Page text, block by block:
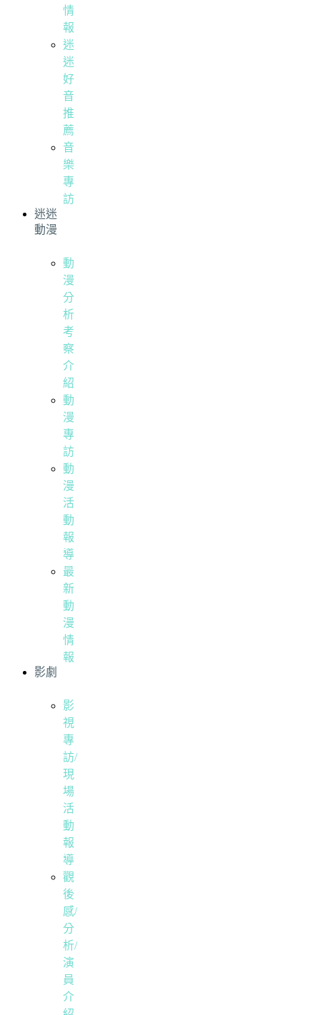
情
報
迷
迷
好
音
推
薦
音
樂
專
訪
迷迷
動漫
動
漫
分
析
考
察
介
紹
動
漫
專
訪
動
漫
活
動
報
導
最
新
動
漫
情
報
影劇
影
視
專
訪/
現
場
活
動
報
導
觀
後
感/
分
析/
演
員
介